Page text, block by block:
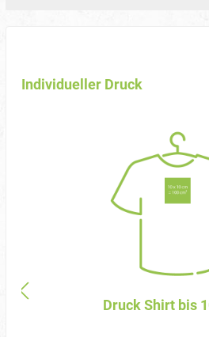
Individueller Druck
Druck Shirt bis